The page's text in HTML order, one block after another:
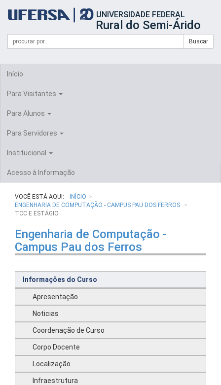
portal
UFERSA
UNIVERSIDADE FEDERAL
Rural do Semi-Árido
Formulário
Busca
Campo
de
Buscar
Início
Para Visitantes
Para Alunos
Para Servidores
Institucional
Acesso à Informação
VOCÊ ESTÁ AQUI:
INÍCIO
ENGENHARIA DE COMPUTAÇÃO - CAMPUS PAU DOS FERROS
TCC E ESTÁGIO
Engenharia de Computação -
Campus Pau dos Ferros
Informações do Curso
Apresentação
Noticias
Coordenação de Curso
Corpo Docente
Localização
Infraestrutura